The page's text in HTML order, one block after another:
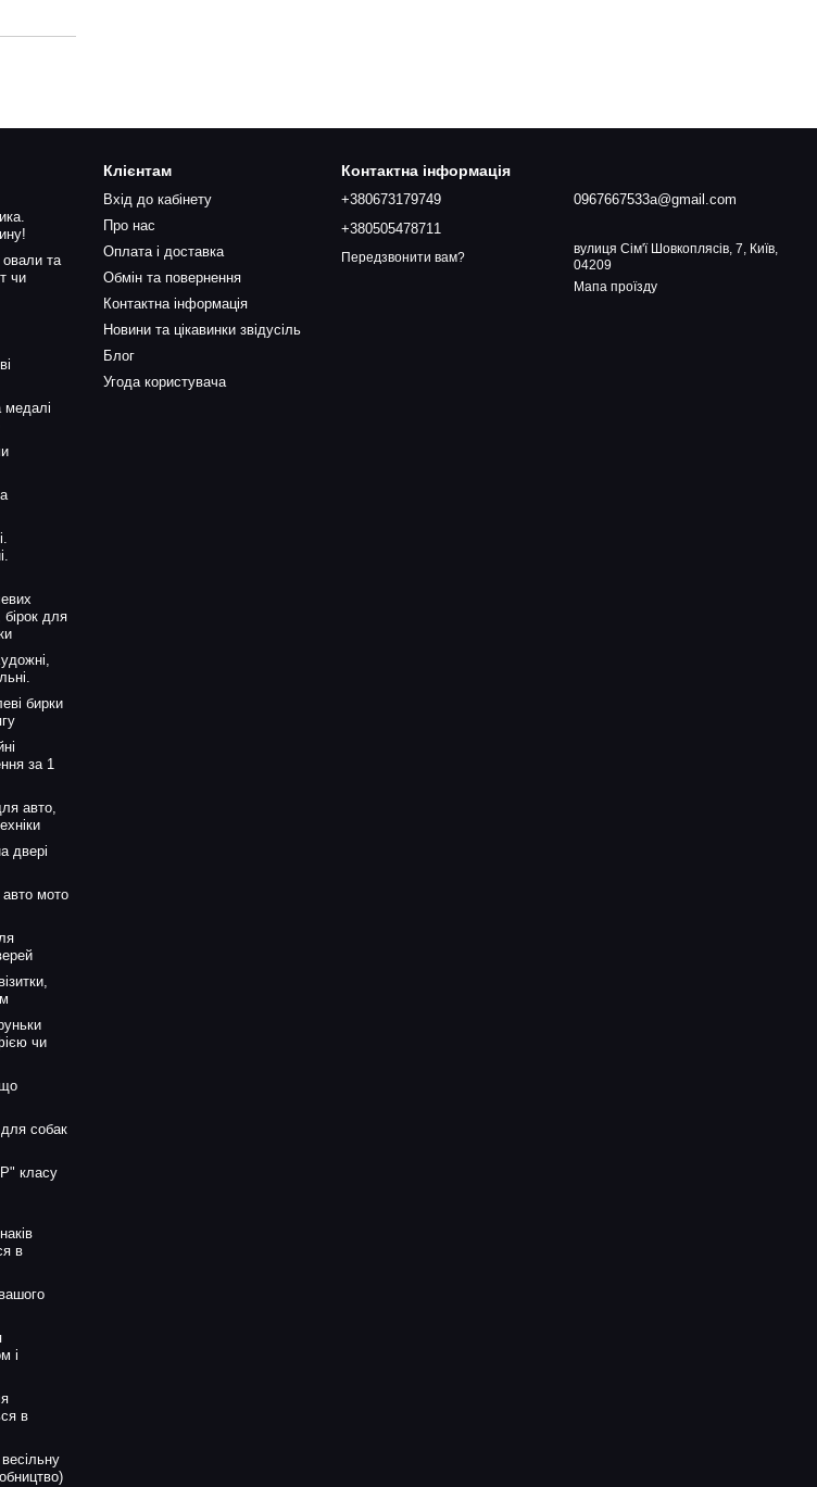
овали та
чи
медалі
для
бирки
за 1
авто,
двері
авто мото
чи
собак
класу
в
і
в
Клієнтам
Вхід до кабінету
Про нас
Оплата і доставка
Обмін та повернення
Контактна інформація
Новини та цікавинки звідусіль
Блог
Угода користувача
Контактна інформація
+380673179749
+380505478711
Передзвонити вам?
0967667533a@gmail.com
вулиця Сім'ї Шовкоплясів, 7, Київ,
04209
Мапа проїзду